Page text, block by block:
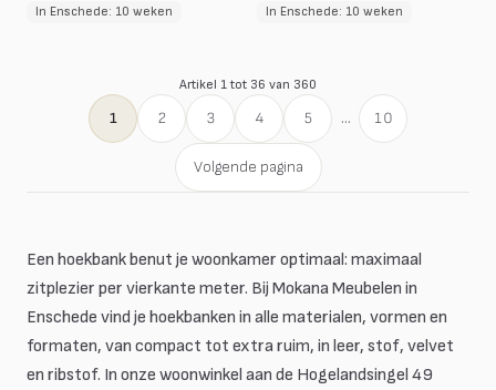
In Enschede: 10 weken In Enschede: 10 weken
Artikel 1 tot 36 van 360
1 2 3 4 5 ... 10
Volgende pagina
Een hoekbank benut je woonkamer optimaal: maximaal
zitplezier per vierkante meter. Bij Mokana Meubelen in
Enschede vind je hoekbanken in alle materialen, vormen en
formaten, van compact tot extra ruim, in leer, stof, velvet
en ribstof. In onze woonwinkel aan de Hogelandsingel 49